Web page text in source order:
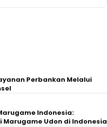
Perbankan Melalui
Indonesia:
Udon di Indonesia